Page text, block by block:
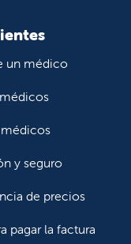
un médico
y seguro
de precios
pagar la factura